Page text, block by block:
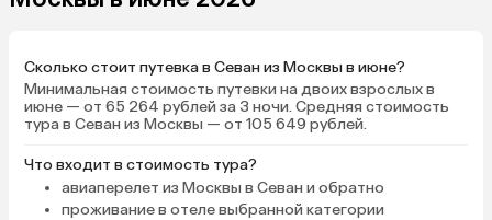
Сколько стоит путевка в Севан из Москвы в июне?
Минимальная стоимость путевки на двоих взрослых в
июне — от 65 264 рублей за 3 ночи. Средняя стоимость
тура в Севан из Москвы — от 105 649 рублей.
Что входит в стоимость тура?
авиаперелет из Москвы в Севан и обратно
проживание в отеле выбранной категории